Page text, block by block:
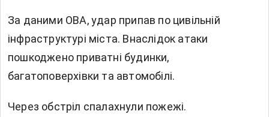
За даними ОВА, удар припав по цивільній
інфраструктурі міста. Внаслідок атаки
пошкоджено приватні будинки,
багатоповерхівки та автомобілі.
Через обстріл спалахнули пожежі.